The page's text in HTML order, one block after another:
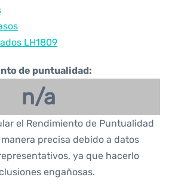
LH1809
de puntualidad:
n/a
el Rendimiento de Puntualidad
precisa debido a datos
ya que hacerlo
engañosas.